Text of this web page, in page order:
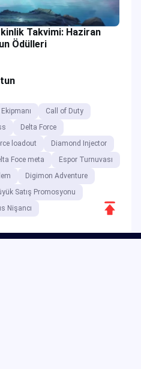
Takvimi: Haziran
Ödülleri
Call of Duty
Delta Force
loadout
Diamond Injector
Foce meta
Espor Turnuvası
Digimon Adventure
Satış Promosyonu
Nişancı
Scroll
Top